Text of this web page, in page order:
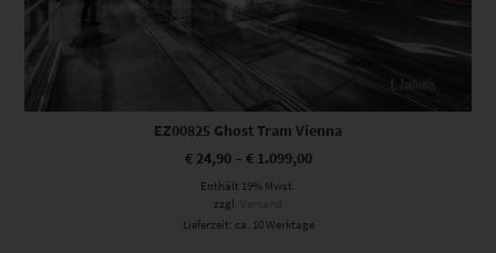
EZ00825 Ghost Tram Vienna
€24,90– €1.099,00
Enthält 19% Mwst.
zzgl.
Versand
Lieferzeit: ca. 10 Werktage